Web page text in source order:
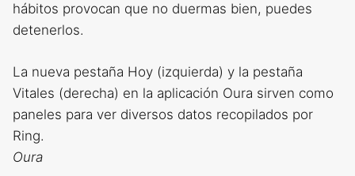
hábitos provocan que no duermas bien, puedes
detenerlos.
La nueva pestaña Hoy (izquierda) y la pestaña
Vitales (derecha) en la aplicación Oura sirven como
paneles para ver diversos datos recopilados por
Ring.
Oura